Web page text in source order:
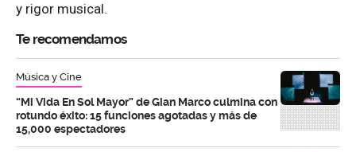
y rigor musical.
Te recomendamos
Música y Cine
“Mi Vida En Sol Mayor” de Gian Marco culmina con
rotundo éxito: 15 funciones agotadas y más de
15,000 espectadores